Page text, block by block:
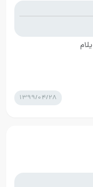
1399/04/28